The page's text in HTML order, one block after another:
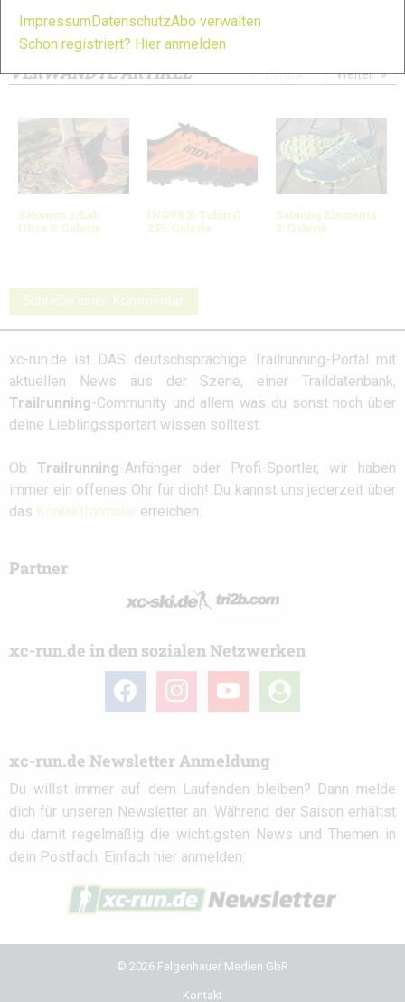
© Bilder 1 - 14: Felgenhauer;
VERWANDTE ARTIKEL
Salomon S/Lab
Ultra 3: Galerie
INOV8 X-Talon G
235: Galerie
Salming Elements
2: Galerie
Zurück Weiter
Schreibe einen Kommentar
xc-run.de ist DAS deutschsprachige Trailrunning-Portal mit
aktuellen News aus der Szene, einer Traildatenbank,
Trailrunning-Community und allem was du sonst noch über
deine Lieblingssportart wissen solltest.
Ob Trailrunning-Anfänger oder Profi-Sportler, wir haben
immer ein offenes Ohr für dich! Du kannst uns jederzeit über
das Kontaktformular erreichen.
Partner
xc-run.de in den sozialen Netzwerken
facebook instagramyoutube
user-
circle
xc-run.de Newsletter Anmeldung
Du willst immer auf dem Laufenden bleiben? Dann melde
dich für unseren Newsletter an. Während der Saison erhältst
du damit regelmäßig die wichtigsten News und Themen in
dein Postfach. Einfach hier anmelden:
© 2026 Felgenhauer Medien GbR
Kontakt
Impressum DatenschutzAbo verwalten
Schon registriert? Hier anmelden